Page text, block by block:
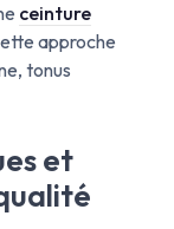
ceinture
approche
tonus
et